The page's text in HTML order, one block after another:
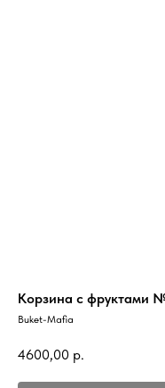
Корзина с фруктами
Buket-Mafia
4600,00 р.